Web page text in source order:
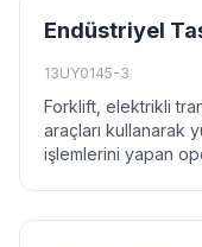
Endüstriyel
13UY0145-3
Forklift, elektrikli
araçları kullanarak
işlemlerini yapan